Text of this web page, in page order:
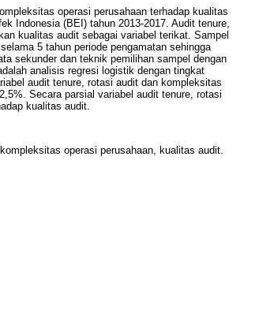
operasi perusahaan terhadap kualitas
Indonesia (BEI) tahun 2013-2017. Audit tenure,
kualitas audit sebagai variabel terikat. Sampel
5 tahun periode pengamatan sehingga
sekunder dan teknik pemilihan sampel dengan
analisis regresi logistik dengan tingkat
audit tenure, rotasi audit dan kompleksitas
Secara parsial variabel audit tenure, rotasi
kualitas audit.
operasi perusahaan, kualitas audit.